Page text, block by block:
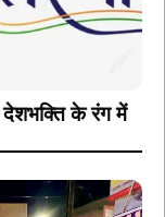
देशभक्ति के रंग में